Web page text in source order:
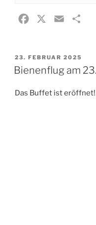
e
b
o
i
l
e
VERÖFFENTLICHT
AM
23. FEBRUAR 2025
Bienenflug am
Das Buffet ist